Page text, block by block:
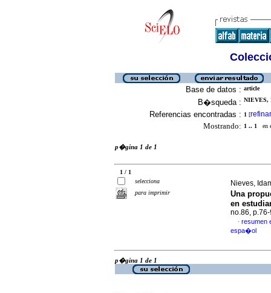
Base de datos : article
B�squeda : NIEVES,
Referencias encontradas : 1 [refinar
Mostrando: 1 .. 1 en
p�gina 1 de 1
1 / 1
selecciona
para imprimir
Nieves,
Una
en
no.86,
· resumen
espa�ol
p�gina 1 de 1